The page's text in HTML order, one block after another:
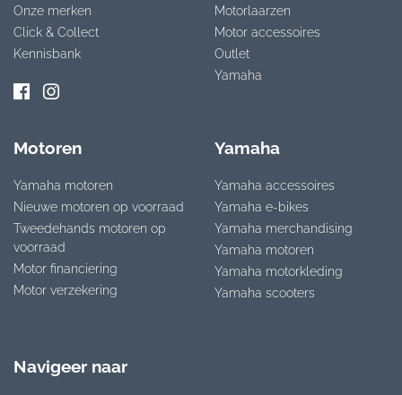
Onze merken
Click & Collect
Kennisbank
Motorlaarzen
Motor accessoires
Outlet
Yamaha
Motoren
Yamaha motoren
Nieuwe motoren op voorraad
Tweedehands motoren op
voorraad
Motor financiering
Motor verzekering
Yamaha
Yamaha accessoires
Yamaha e-bikes
Yamaha merchandising
Yamaha motoren
Yamaha motorkleding
Yamaha scooters
Navigeer naar